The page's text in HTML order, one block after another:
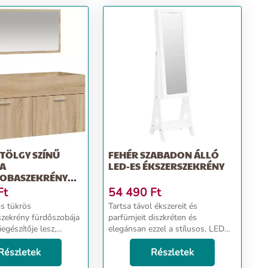
SZÍNŰ
tükrös
fürdőszobája
lesz,
lenyűgöző
kölcsönözve neki!
A szerelt fa
FEHÉR SZABADON ÁLLÓ
LED-ES ÉKSZERSZEKRÉNY
54 490 Ft
Tartsa távol ékszereit és
parfümjeit diszkréten és
elegánsan ezzel a stílusos, LED
fényekkel ellátott, tükrös
ékszertartóval! Tartós anyag: A
szerelt fa kivételes minőségű,
Részletek